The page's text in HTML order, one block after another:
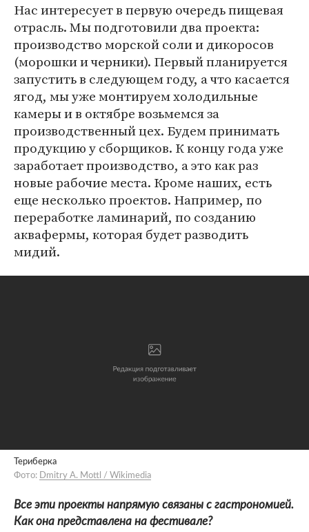
Нас интересует в первую очередь пищевая
отрасль. Мы подготовили два проекта:
производство морской соли и дикоросов
(морошки и черники). Первый планируется
запустить в следующем году, а что касается
ягод, мы уже монтируем холодильные
камеры и в октябре возьмемся за
производственный цех. Будем принимать
продукцию у сборщиков. К концу года уже
заработает производство, а это как раз
новые рабочие места. Кроме наших, есть
еще несколько проектов. Например, по
переработке ламинарий, по созданию
аквафермы, которая будет разводить
мидий.
Териберка
Фото: Dmitry A. Mottl / Wikimedia
Все эти проекты напрямую связаны с гастрономией.
Как она представлена на фестивале?